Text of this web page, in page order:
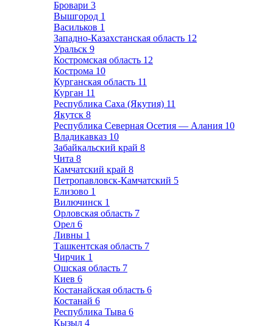
Бровари 3
Вышгород 1
Васильков 1
Западно-Казахстанская область 12
Уральск 9
Костромская область 12
Кострома 10
Курганская область 11
Курган 11
Республика Саха (Якутия) 11
Якутск 8
Республика Северная Осетия — Алания 10
Владикавказ 10
Забайкальский край 8
Чита 8
Камчатский край 8
Петропавловск-Камчатский 5
Елизово 1
Вилючинск 1
Орловская область 7
Орел 6
Ливны 1
Ташкентская область 7
Чирчик 1
Ошская область 7
Киев 6
Костанайская область 6
Костанай 6
Республика Тыва 6
Кызыл 4